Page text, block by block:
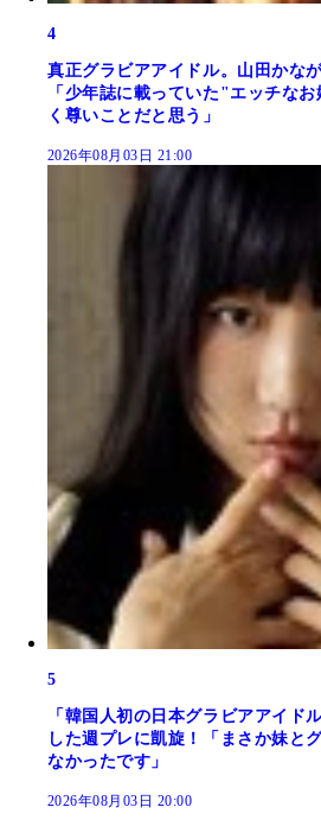
4
真正グラビアアイドル。山田かな
「少年誌に載っていた"エッチな
く尊いことだと思う」
2026年08月03日 21:00
5
「韓国人初の日本グラビアアイド
した週プレに凱旋！「まさか妹と
なかったです」
2026年08月03日 20:00